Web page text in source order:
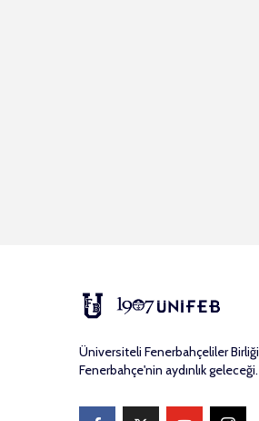
Üniversiteli Fenerbahçeliler Birliği
Fenerbahçe'nin aydınlık geleceği.